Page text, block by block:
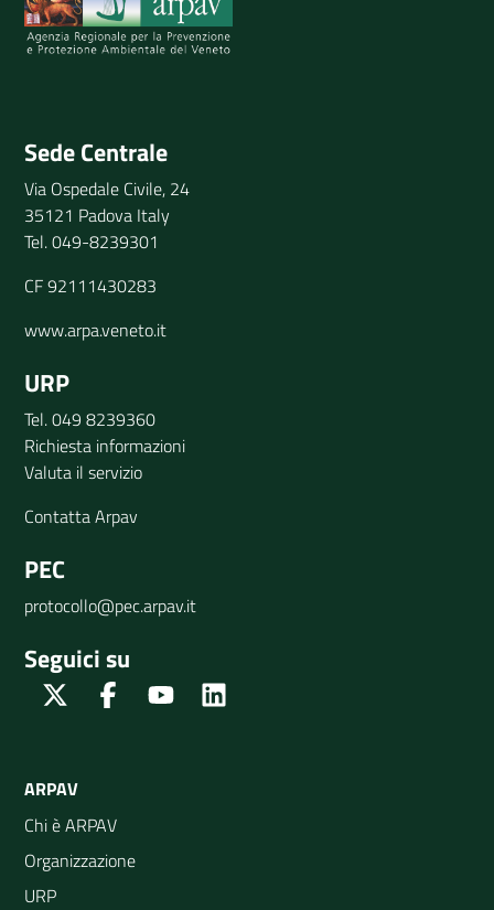
Sede Centrale
Via Ospedale Civile, 24
35121 Padova Italy
Tel. 049-8239301
CF 92111430283
www.arpa.veneto.it
URP
Tel. 049 8239360
Richiesta informazioni
Valuta il servizio
Contatta Arpav
PEC
protocollo@pec.arpav.it
Seguici su
Twitter FacebookYoutube
ARPAV
Chi è ARPAV
Organizzazione
URP